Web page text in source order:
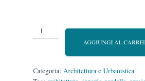
Ignazio
Gardella.
testimonianza
AGGIUNGI AL
Categoria: Architettura e Urbanistica